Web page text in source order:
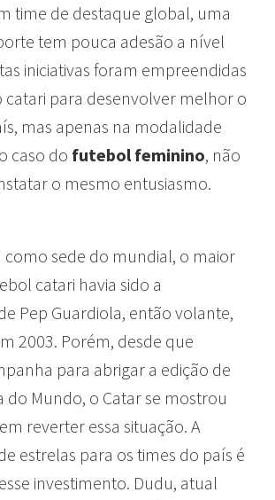
time de destaque global, uma
tem pouca adesão a nível
iniciativas foram empreendidas
catari para desenvolver melhor o
mas apenas na modalidade
caso do futebol feminino, não
o mesmo entusiasmo.
como sede do mundial, o maior
catari havia sido a
Pep Guardiola, então volante,
2003. Porém, desde que
para abrigar a edição de
do Mundo, o Catar se mostrou
reverter essa situação. A
estrelas para os times do país é
investimento. Dudu, atual